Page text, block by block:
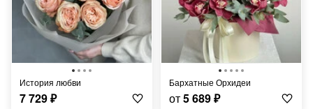
История любви
7 729₽
Бархатные Орхидеи
от5 689₽